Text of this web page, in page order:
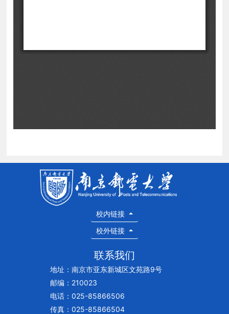
校内链接
校外链接
联系我们
地址：南京市亚东新城区文苑路9号
邮编：210023
电话：025-85866506
传真：025-85866504